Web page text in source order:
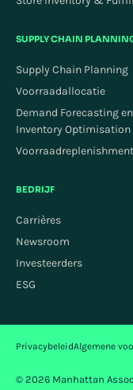
SUPPLY CHAIN
Supply Chain Planning
Voorraadallocatie
Demand Forecasting en
Inventory Optimisation
Voorraadreplenishment
BEDRIJF
Carrières
Newsroom
Investeerders
ESG
© 2026 Manhattan
PrivacybeleidAlgemene